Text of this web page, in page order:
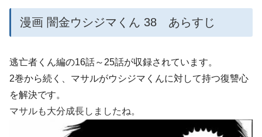
漫画 闇金ウシジマくん 38 あらすじ
逃亡者くん編の16話～25話が収録されています。
2巻から続く、マサルがウシジマくんに対して持つ復讐心
を解決です。
マサルも大分成長しましたね。